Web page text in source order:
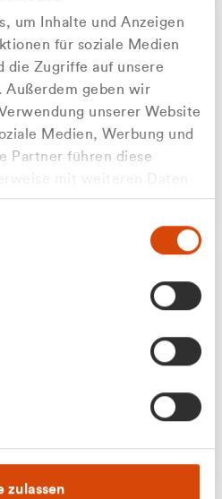
um Inhalte und Anzeigen
für soziale Medien
die Zugriffe auf unsere
Außerdem geben wir
unserer Website
Medien, Werbung und
Partner führen diese
bereitgestellt haben oder
zulassen
Balanesan